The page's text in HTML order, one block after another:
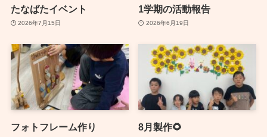
たなばたイベント
2026年7月15日
1学期の活動報告
2026年6月19日
フォトフレーム作り 8月製作🌻